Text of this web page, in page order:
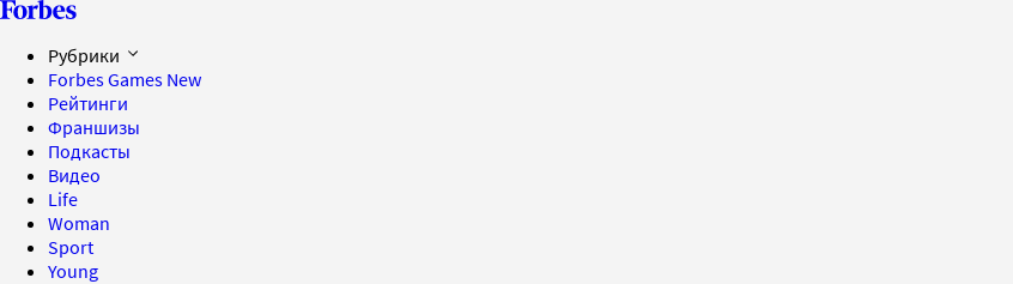
Рубрики
Forbes Games New
Рейтинги
Франшизы
Подкасты
Видео
Life
Woman
Sport
Young